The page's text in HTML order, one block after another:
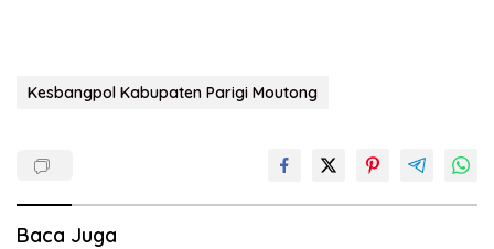
Kesbangpol Kabupaten Parigi Moutong
Baca Juga